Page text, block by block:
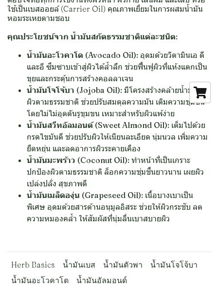
ใช้เป็นเบสออยล์ (Carrier Oil) คุณภาพเยี่ยมในการผสมน้ำมัน
หอมระเหยตามชอบ
คุณประโยชน์จาก น้ำมันสกัดธรรมชาติแต่ละชนิด:
น้ำมันอะโวคาโด (Avocado Oil): อุดมด้วยวิตามินเอ ดี
และอี ซึมซาบเข้าสู่ผิวได้ล้ำลึก ช่วยฟื้นฟูผิวที่แห้งแตกเป็น
ขุยและกระตุ้นการสร้างคอลลาเจน
น้ำมันโจโจ้บา (Jojoba Oil): มีโครงสร้างคล้ายน้ำมันใต้
ผิวตามธรรมชาติ ช่วยปรับสมดุลความมัน เติมความชุ่มชื้น
โดยไม่ไม่อุดตันรูขุมขน เหมาะสำหรับผิวแพ้ง่าย
น้ำมันสวีทอัลมอนด์ (Sweet Almond Oil): เต็มไปด้วย
กรดไขมันดี ช่วยปรับผิวให้เนียนละเอียด นุ่มนวล เพิ่มความ
ยืดหยุ่น และลดอาการผิวระคายเคือง
น้ำมันมะพร้าว (Coconut Oil): ทำหน้าที่เป็นเกราะ
ปกป้องผิวตามธรรมชาติ ล็อกความชุ่มชื้นยาวนาน เผยผิว
เปล่งปลั่ง สุขภาพดี
น้ำมันเมล็ดองุ่น (Grapeseed Oil): เนื้อบางเบาเป็น
พิเศษ อุดมด้วยสารต้านอนุมูลอิสระ ช่วยให้ผิวกระชับ ลด
ความหมองคล้ำ ให้สัมผัสที่นุ่มลื่นเบาสบายผิว
Herb Basics น้ำมันเบส น้ำมันตัวพา
น้ำมันโจโจ้บา
น้ำมันอะโวคาโด
น้ำมันอัลมอนด์